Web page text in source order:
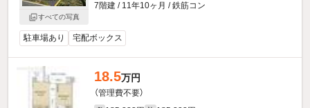
すべての写真
7階建 / 11年10ヶ月 / 鉄筋コン
駐車場あり 宅配ボックス
18.5万円
（管理費不要）